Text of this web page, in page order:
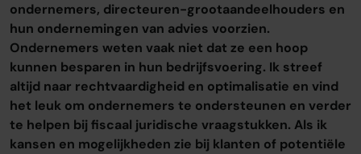
ondernemers, directeuren-grootaandeelhouders en
hun ondernemingen van advies voorzien.
Ondernemers weten vaak niet dat ze een hoop
kunnen besparen in hun bedrijfsvoering. Ik streef
altijd naar rechtvaardigheid en optimalisatie en vind
het leuk om ondernemers te ondersteunen en verder
te helpen bij fiscaal juridische vraagstukken. Als ik
kansen en mogelijkheden zie bij klanten of potentiële